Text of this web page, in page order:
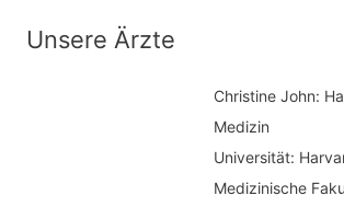
tUnsere Ärzte
Christine John:
Medizin
Universität:
Medizinische